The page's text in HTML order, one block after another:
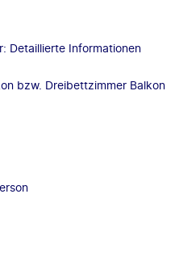
Detaillierte Informationen
bzw. Dreibettzimmer Balkon